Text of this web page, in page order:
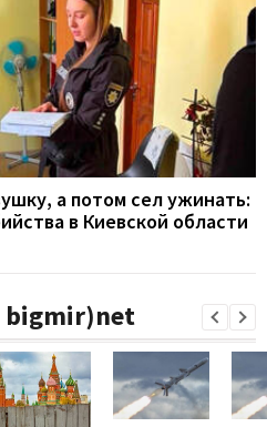
а потом сел ужинать:
в Киевской области
bigmir)net